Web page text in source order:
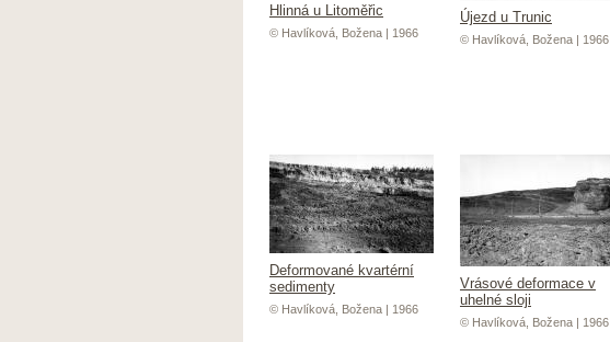
Hlinná u Litoměřic
© Havlíková, Božena | 1966
Újezd u Trunic
© Havlíková, Božena | 1966
Deformované kvartérní
sedimenty
© Havlíková, Božena | 1966
Vrásové deformace v
uhelné sloji
© Havlíková, Božena | 1966